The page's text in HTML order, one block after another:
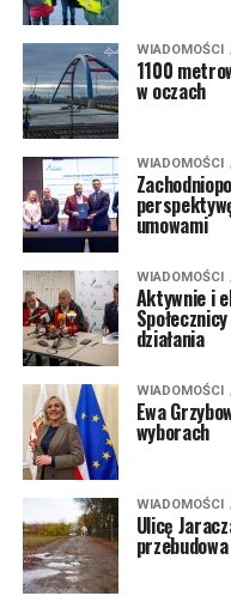
WIADOMOŚCI
1100
w oczach
WIADOMOŚCI
umowami
WIADOMOŚCI
Aktywnie i
działania
WIADOMOŚCI
Ewa
wyborach
WIADOMOŚCI
Ulicę
przebudowa